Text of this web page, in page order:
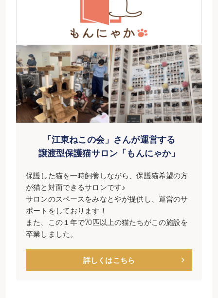
「江東ねこの会」さんが運営する
譲渡型保護猫サロン「もんにゃか」
保護した猫を一時飼養しながら、保護猫希望の方
が猫と対面できるサロンです♪
サロンのスペースをみなとやが提供し、運営のサ
ポートをしております！
また、この１年で70匹以上の猫たちがこの施設を
卒業しました。
詳しくはこちら